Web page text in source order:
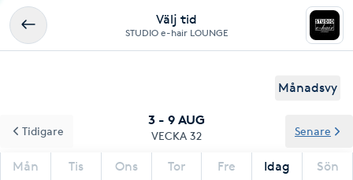
Välj tid
STUDIO e-hair LOUNGE
Månadsvy
3 - 9 AUG
VECKA 32
Mån Tis Ons Tor Fre Idag Sön
Tidigare Senare